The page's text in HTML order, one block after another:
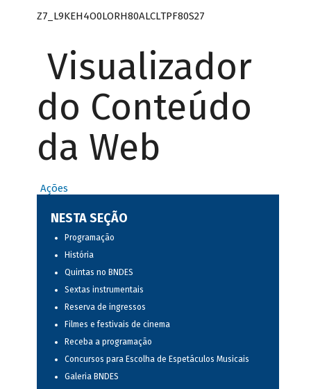
Z7_L9KEH4O0LORH80ALCLTPF80S27
Visualizador
do Conteúdo
da Web
Ações
NESTA SEÇÃO
Programação
História
Quintas no BNDES
Sextas instrumentais
Reserva de ingressos
Filmes e festivais de cinema
Receba a programação
Concursos para Escolha de Espetáculos Musicais
Galeria BNDES